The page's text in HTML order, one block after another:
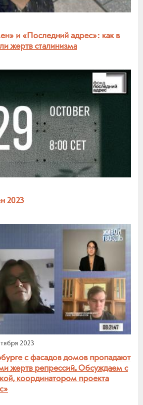
и «Последний адрес»: как в
жертв сталинизма
2023
2023
с фасадов домов пропадают
жертв репрессий. Обсуждаем с
координатором проекта